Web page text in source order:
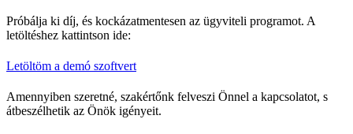
Próbálja ki díj, és kockázatmentesen az ügyviteli programot. A
letöltéshez kattintson ide:
Letöltöm a demó szoftvert
Amennyiben szeretné, szakértőnk felveszi Önnel a kapcsolatot, s
átbeszélhetik az Önök igényeit.